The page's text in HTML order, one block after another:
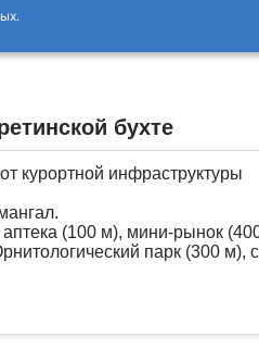
бухте
курортной инфраструктуры
(100 м), мини-рынок
парк (300 м),